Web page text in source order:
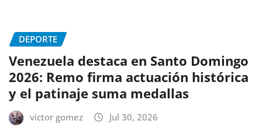
DEPORTE
Venezuela destaca en Santo Domingo
2026: Remo firma actuación histórica
y el patinaje suma medallas
victor gomez Jul 30, 2026